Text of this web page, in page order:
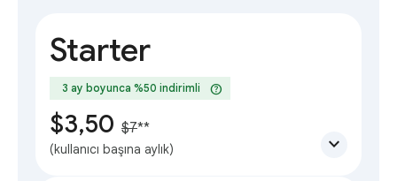
Starter
3 ay boyunca %50 indirimli help
$3,50 $7**
(kullanıcı başına aylık) expand_more